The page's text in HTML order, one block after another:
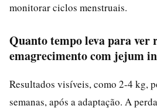
monitorar ciclos menstruais.
Quanto tempo leva para ver
emagrecimento com jejum
Resultados visíveis, como 2-4 kg,
semanas, após a adaptação. A